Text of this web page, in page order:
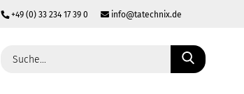
+49 (0) 33 234 17 39 0 info@tatechnix.de